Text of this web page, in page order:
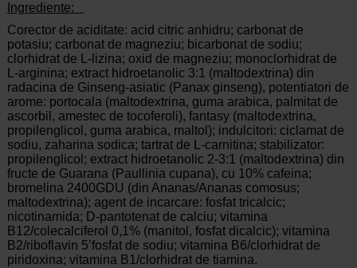
Ingrediente:
Corector de aciditate: acid citric anhidru; carbonat de
potasiu; carbonat de magneziu; bicarbonat de sodiu;
clorhidrat de L-lizina; oxid de magneziu; monoclorhidrat de
L-arginina; extract hidroetanolic 3:1 (maltodextrina) din
radacina de Ginseng-asiatic (Panax ginseng), potentiatori de
arome: portocala (maltodextrina, guma arabica, palmitat de
ascorbil, amestec de tocoferoli), fantasy (maltodextrina,
propilenglicol, guma arabica, maltol); indulcitori: ciclamat de
sodiu, zaharina sodica; tartrat de L-carnitina; stabilizator:
propilenglicol; extract hidroetanolic 2-3:1 (maltodextrina) din
fructe de Guarana (Paullinia cupana), cu 10% cafeina;
bromelina 2400GDU (din Ananas/Ananas comosus;
maltodextrina); agent de incarcare: fosfat tricalcic;
nicotinamida; D-pantotenat de calciu; vitamina
B12/colecalciferol 0,1% (manitol, fosfat dicalcic); vitamina
B2/riboflavin 5’fosfat de sodiu; vitamina B6/clorhidrat de
piridoxina; vitamina B1/clorhidrat de tiamina.